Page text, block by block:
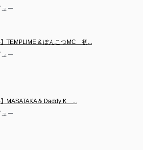
ー
】TEMPLIME & ぽんこつMC　初...
ー
】MASATAKA & Daddy K　...
ー